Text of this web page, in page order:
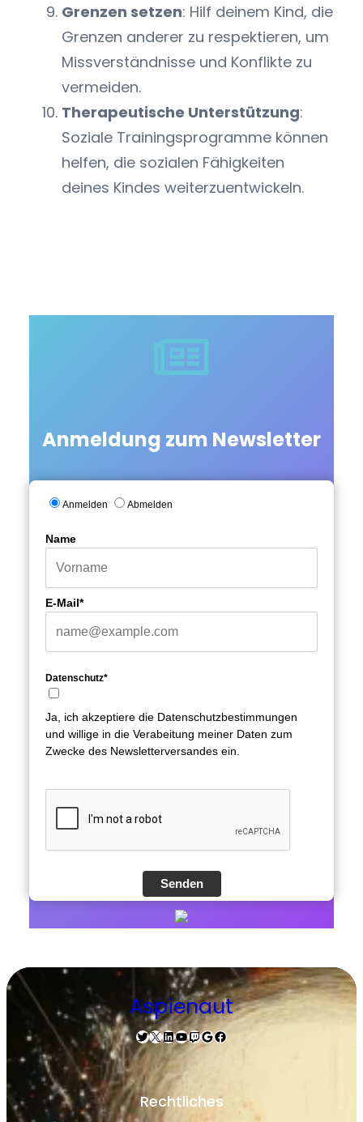
Grenzen setzen: Hilf deinem Kind, die
Grenzen anderer zu respektieren, um
Missverständnisse und Konflikte zu
vermeiden.
Therapeutische Unterstützung:
Soziale Trainingsprogramme können
helfen, die sozialen Fähigkeiten
deines Kindes weiterzuentwickeln.
Anmeldung zum Newsletter
Anmelden Abmelden
Name
E-Mail*
Datenschutz*
Ja, ich akzeptiere die Datenschutzbestimmungen
und willige in die Verabeitung meiner Daten zum
Zwecke des Newsletterversandes ein.
Senden
Aspienaut
Twitter X LinkedIn YouTube Twitch Google Facebook
Rechtliches